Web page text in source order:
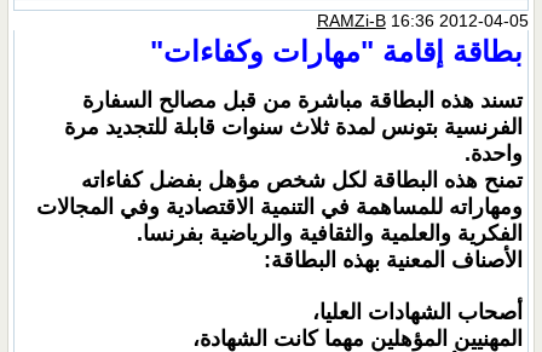
RAMZi-B16:36 2012-04-05
بطاقة إقامة "مهارات وكفاءات"
تسند هذه البطاقة مباشرة من قبل مصالح السفارة
الفرنسية بتونس لمدة ثلاث سنوات قابلة للتجديد مرة
واحدة.
تمنح هذه البطاقة لكل شخص مؤهل بفضل كفاءاته
ومهاراته للمساهمة في التنمية الاقتصادية وفي المجالات
الفكرية والعلمية والثقافية والرياضية بفرنسا.
الأصناف المعنية بهذه البطاقة:
أصحاب الشهادات العليا،
المهنيين المؤهلين مهما كانت الشهادة،